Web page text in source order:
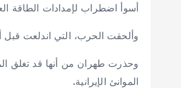
أسوأ اضطراب لإمدادات الطاقة
وألحقت الحرب، التي اندلعت قبل أكثر من 7 أسابيع، أضراراً بأكثر من 80 منشأة للنفط
وحذرت طهران من أنها قد تغلق
الموانئ الإيرانية.